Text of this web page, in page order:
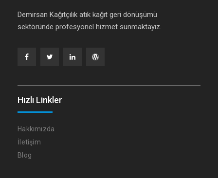
Demirsan Kağıtçılık atık kağıt geri dönüşümü
sektöründe profesyonel hizmet sunmaktayız.
Hızlı Linkler
Hakkımızda
İletişim
Blog